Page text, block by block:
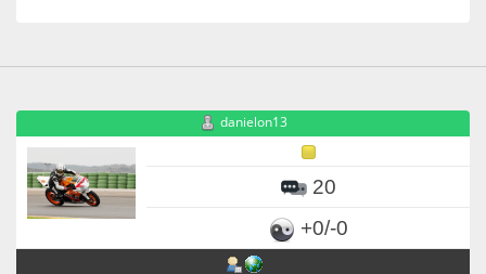
danielon13
20
+0/-0